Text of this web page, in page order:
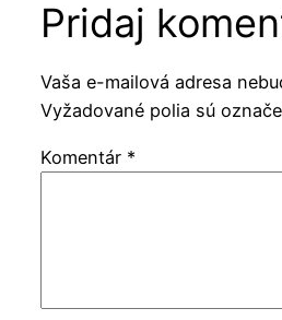
Pridaj
Vaša e-mailová adresa
Vyžadované polia sú
Komentár *